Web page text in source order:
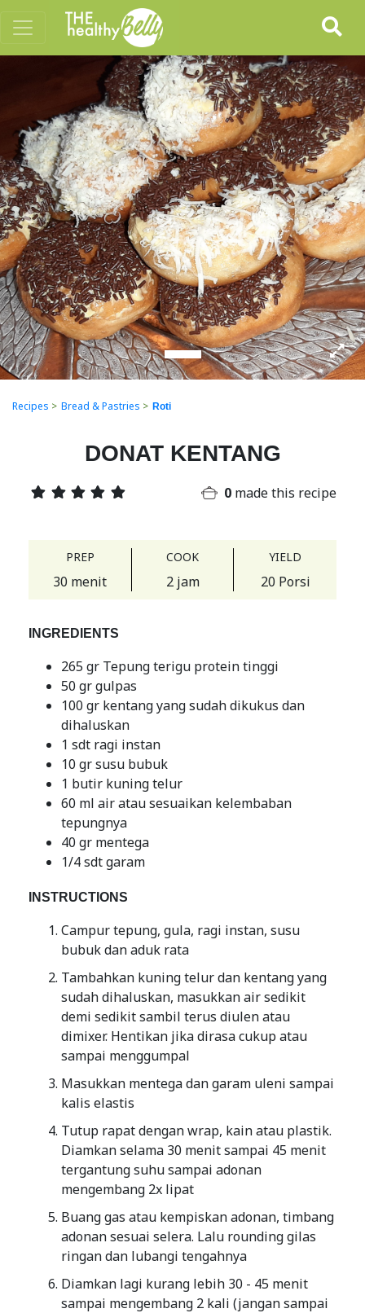
Previous Next
Recipes > Bread & Pastries > Roti
DONAT KENTANG
0 made this recipe
PREP
30 menit
COOK
2 jam
YIELD
20 Porsi
INGREDIENTS
265 gr Tepung terigu protein tinggi
50 gr gulpas
100 gr kentang yang sudah dikukus dan
dihaluskan
1 sdt ragi instan
10 gr susu bubuk
1 butir kuning telur
60 ml air atau sesuaikan kelembaban
tepungnya
40 gr mentega
1/4 sdt garam
INSTRUCTIONS
Campur tepung, gula, ragi instan, susu
bubuk dan aduk rata
Tambahkan kuning telur dan kentang yang
sudah dihaluskan, masukkan air sedikit
demi sedikit sambil terus diulen atau
dimixer. Hentikan jika dirasa cukup atau
sampai menggumpal
Masukkan mentega dan garam uleni sampai
kalis elastis
Tutup rapat dengan wrap, kain atau plastik.
Diamkan selama 30 menit sampai 45 menit
tergantung suhu sampai adonan
mengembang 2x lipat
Buang gas atau kempiskan adonan, timbang
adonan sesuai selera. Lalu rounding gilas
ringan dan lubangi tengahnya
Diamkan lagi kurang lebih 30 - 45 menit
sampai mengembang 2 kali (jangan sampai